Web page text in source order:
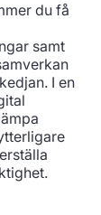
du få
samt
I en